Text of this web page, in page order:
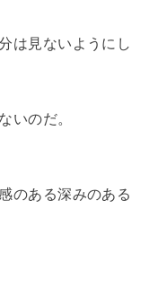
は見ないようにし
いのだ。
のある深みのある